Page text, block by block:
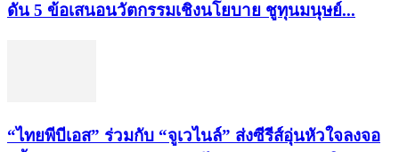
ดัน 5 ข้อเสนอนวัตกรรมเชิงนโยบาย ชูทุนมนุษย์...
“ไทยพีบีเอส” ร่วมกับ “จูเวไนล์” ส่งซีรีส์อุ่นหัวใจลงจอ